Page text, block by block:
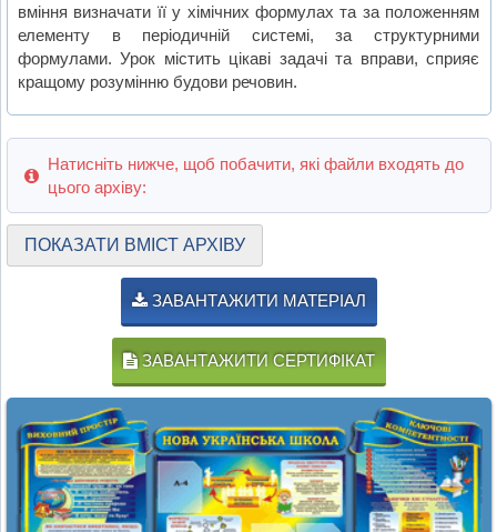
вміння визначати її у хімічних формулах та за положенням
елементу в періодичній системі, за структурними
формулами. Урок містить цікаві задачі та вправи, сприяє
кращому розумінню будови речовин.
Натисніть нижче, щоб побачити, які файли входять до
цього архіву:
ПОКАЗАТИ ВМІСТ АРХІВУ
ЗАВАНТАЖИТИ МАТЕРІАЛ
ЗАВАНТАЖИТИ СЕРТИФІКАТ